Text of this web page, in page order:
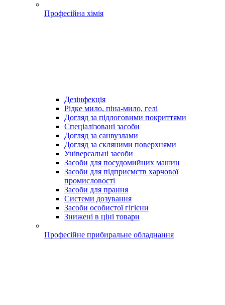
Професійна хімія
Дезінфекція
Рідке мило, піна-мило, гелі
Догляд за підлоговими покриттями
Спеціалізовані засоби
Догляд за санвузлами
Догляд за скляними поверхнями
Універсальні засоби
Засоби для посудомийних машин
Засоби для підприємств харчової
промисловості
Засоби для прання
Системи дозування
Засоби особистої гігієни
Знижені в ціні товари
Професійне прибиральне обладнання